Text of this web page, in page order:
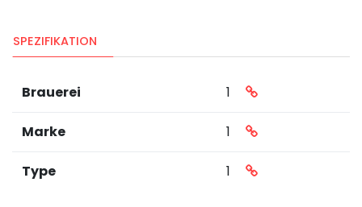
SPEZIFIKATION
Brauerei 1
Marke 1
Type 1